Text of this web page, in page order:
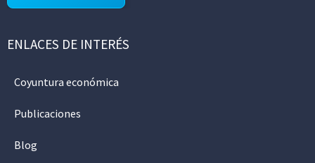
ENLACES DE INTERÉS
Coyuntura económica
Publicaciones
Blog